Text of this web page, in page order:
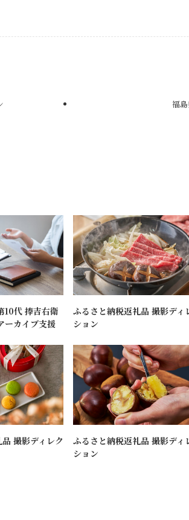
福
10代 捧吉右衛
ーカイブ支援
ふるさと納税返礼品 撮影ディ
ション
撮影ディレク
ふるさと納税返礼品 撮影ディ
ション